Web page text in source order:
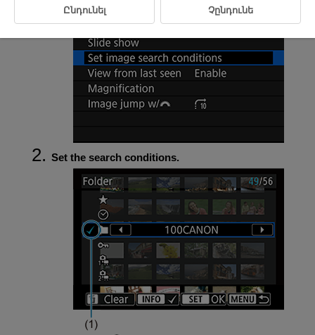
Set the search conditions.
Ընդունել Չընդունե